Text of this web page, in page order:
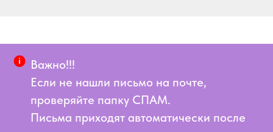
Важно!!!
Если не нашли письмо на почте,
проверяйте папку СПАМ.
Письма приходят автоматически после